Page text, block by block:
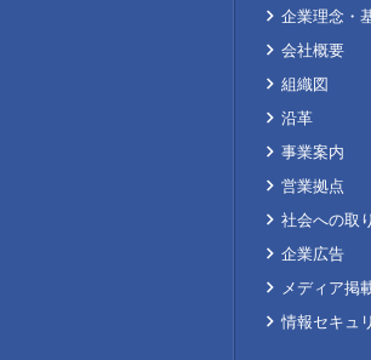
企業理念・
会社概要
組織図
沿革
事業案内
営業拠点
社会への取
企業広告
メディア掲
情報セキュ